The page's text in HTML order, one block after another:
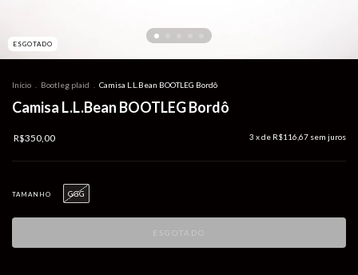
ESGOTADO
Início Bootleg plaid Camisa L.L.Bean BOOTLEG Bordô
Camisa L.L.Bean BOOTLEG Bordô
R$350,00 3 x de R$116,67 sem juros
TAMANHO GGG